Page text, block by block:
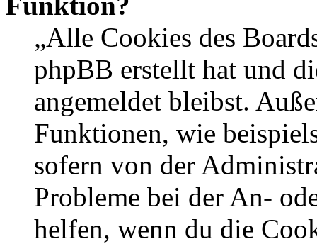
„Alle Cookies des
phpBB erstellt hat und
angemeldet bleibst.
Funktionen, wie
sofern von der
Probleme bei der An-
helfen, wenn du die